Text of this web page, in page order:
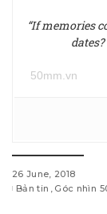
“If memories
50mm.vn
26 June, 2018
Bản tin
Góc nhìn